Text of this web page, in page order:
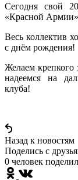
Сегодня свой
«Красной
Весь коллектив
с днём рождения!
Желаем крепкого
надеемся на
клуба!
Назад к новостям
Поделись c
0 человек